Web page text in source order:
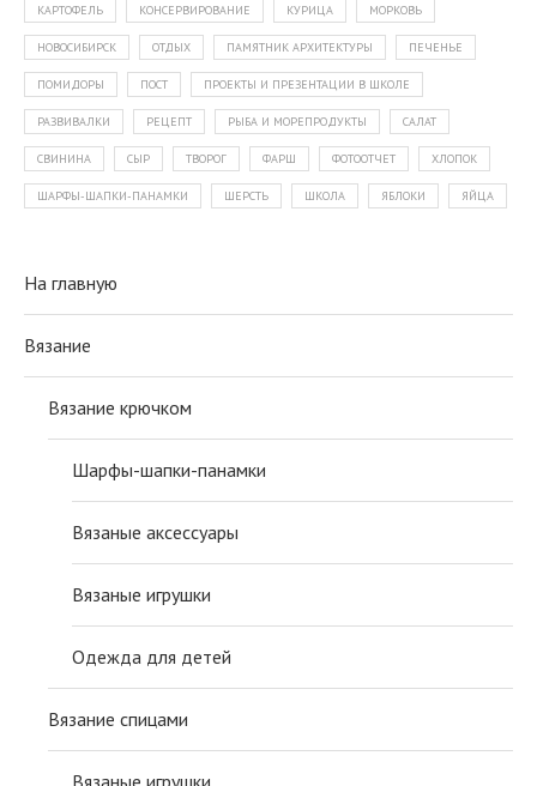
КАРТОФЕЛЬ КОНСЕРВИРОВАНИЕ КУРИЦА МОРКОВЬ
НОВОСИБИРСК ОТДЫХ ПАМЯТНИК АРХИТЕКТУРЫ ПЕЧЕНЬЕ
ПОМИДОРЫ ПОСТ ПРОЕКТЫ И ПРЕЗЕНТАЦИИ В ШКОЛЕ
РАЗВИВАЛКИ РЕЦЕПТ РЫБА И МОРЕПРОДУКТЫ САЛАТ
СВИНИНА СЫР ТВОРОГ ФАРШ ФОТООТЧЕТ ХЛОПОК
ШАРФЫ-ШАПКИ-ПАНАМКИ ШЕРСТЬ ШКОЛА ЯБЛОКИ ЯЙЦА
На главную
Вязание
Вязание крючком
Шарфы-шапки-панамки
Вязаные аксессуары
Вязаные игрушки
Одежда для детей
Вязание спицами
Вязаные игрушки